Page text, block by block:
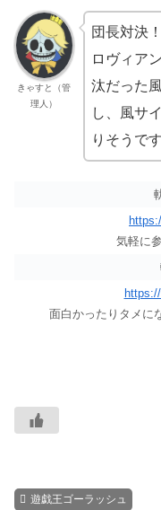
きゃすと（管
理人）
団長対決
ロヴィア
汰だった
し、風サ
りそうです
気軽に
面白かったりタメに
遊戯王ゴーラッシュ